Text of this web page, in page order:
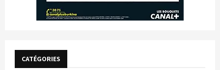
CATÉGORIES